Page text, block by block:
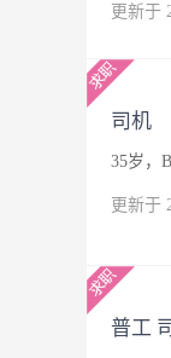
更新于
司机
35岁，
更新于
普工